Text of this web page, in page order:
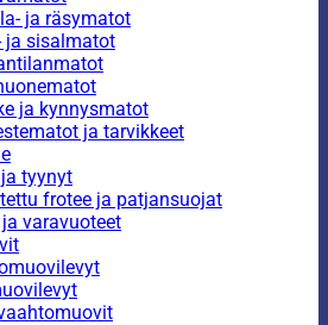
ja räsymatot
ja sisalmatot
ja kynnysmatot
ja tarvikkeet
tyynyt
frotee ja patjansuojat
varavuoteet